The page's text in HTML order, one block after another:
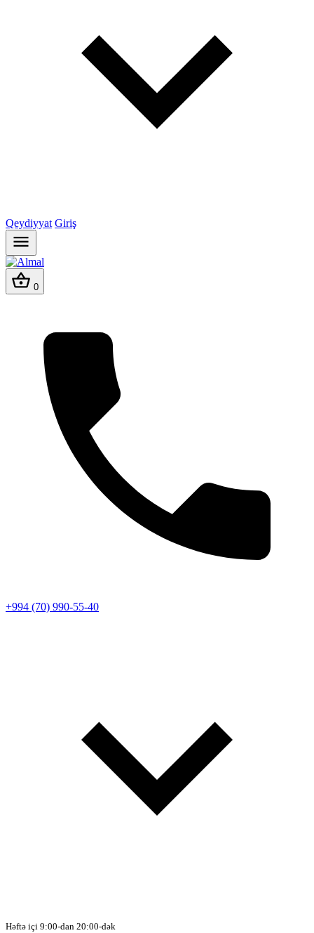
Qeydiyyat Giriş
0
+994 (70) 990-55-40
Həftə içi 9:00-dan 20:00-dək